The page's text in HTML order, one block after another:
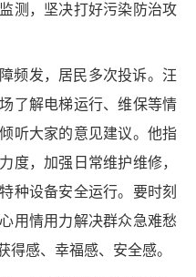
测，坚决打好污染防治攻
频发，居民多次投诉。汪
了解电梯运行、维保等情
听大家的意见建议。他指
度，加强日常维护维修，
种设备安全运行。要时刻
用情用力解决群众急难愁
得感、幸福感、安全感。